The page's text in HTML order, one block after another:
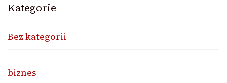
Kategorie
Bez kategorii
biznes